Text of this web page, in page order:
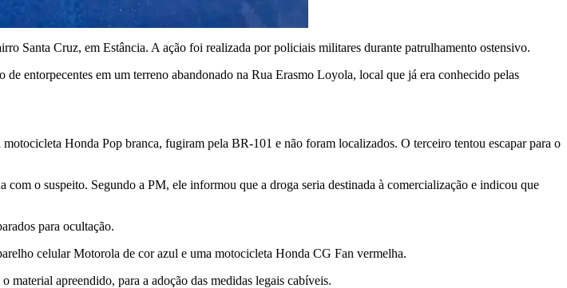
Santa Cruz, em Estância. A ação foi realizada por policiais militares durante patrulhamento ostensivo.
entorpecentes em um terreno abandonado na Rua Erasmo Loyola, local que já era conhecido pelas
Honda Pop branca, fugiram pela BR-101 e não foram localizados. O terceiro tentou escapar para o
o suspeito. Segundo a PM, ele informou que a droga seria destinada à comercialização e indicou que
para ocultação.
celular Motorola de cor azul e uma motocicleta Honda CG Fan vermelha.
apreendido, para a adoção das medidas legais cabíveis.